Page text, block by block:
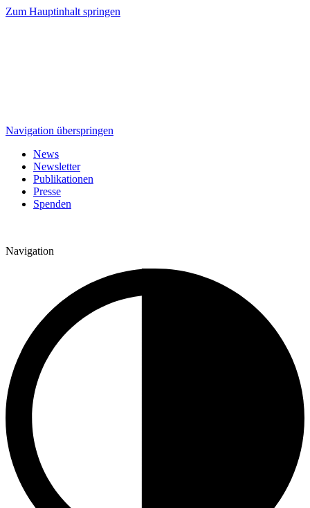
Zum Hauptinhalt springen
Navigation überspringen
News
Newsletter
Publikationen
Presse
Spenden
Navigation